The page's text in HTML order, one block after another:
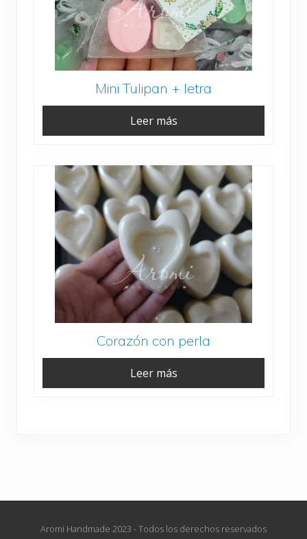
Mini Tulipan + letra
Leer más
Corazón con perla
Leer más
Aromi Handmade 2023 - Todos los derechos reservados